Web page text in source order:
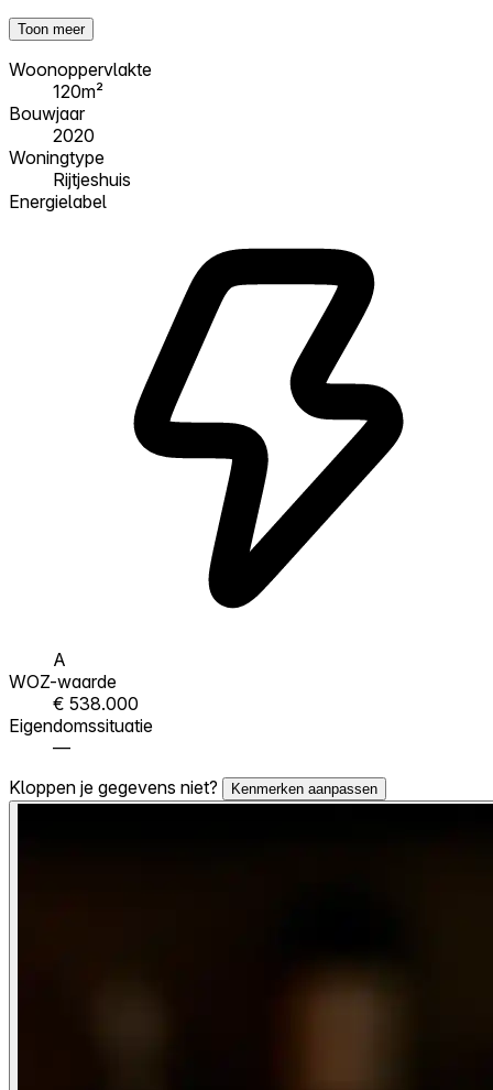
Toon meer
Woonoppervlakte
120m²
Bouwjaar
2020
Woningtype
Rijtjeshuis
Energielabel
A
WOZ-waarde
€ 538.000
Eigendomssituatie
—
Kloppen je gegevens niet?
Kenmerken aanpassen